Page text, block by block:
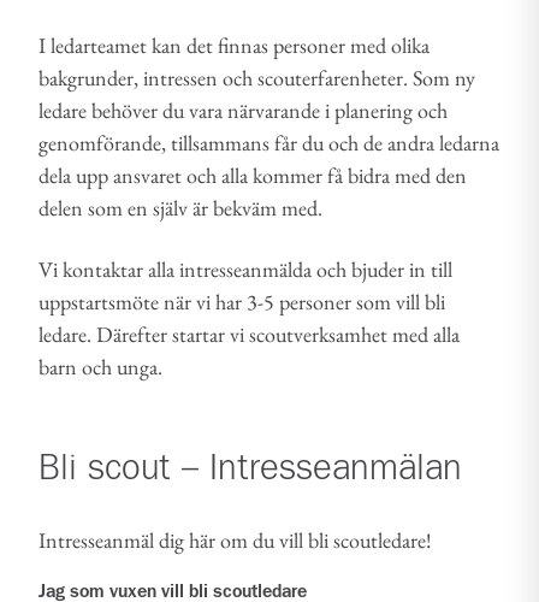
I ledarteamet kan det finnas personer med olika
bakgrunder, intressen och scouterfarenheter. Som ny
ledare behöver du vara närvarande i planering och
genomförande, tillsammans får du och de andra ledarna
dela upp ansvaret och alla kommer få bidra med den
delen som en själv är bekväm med.
Vi kontaktar alla intresseanmälda och bjuder in till
uppstartsmöte när vi har 3-5 personer som vill bli
ledare. Därefter startar vi scoutverksamhet med alla
barn och unga.
Bli scout – Intresseanmälan
Intresseanmäl dig här om du vill bli scoutledare!
Jag som vuxen vill bli scoutledare